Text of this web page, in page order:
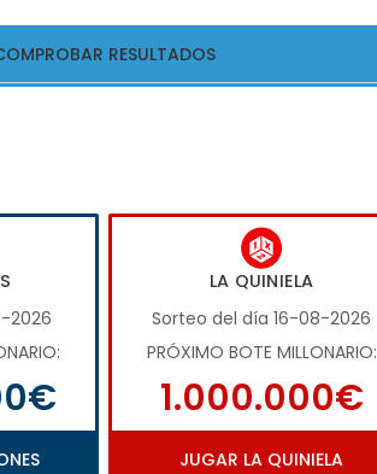
RESULTADOS
2026
LA QUINIELA
Sorteo del día 16-08-2026
PRÓXIMO BOTE MILLONARIO:
1.000.000€
JUGAR LA QUINIELA